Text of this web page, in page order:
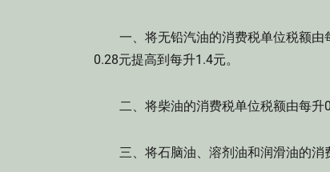
一、将无铅汽油的消费税单位税额由
0.28元提高到每升1.4元。
二、将柴油的消费税单位税额由每升
三、将石脑油、溶剂油和润滑油的消